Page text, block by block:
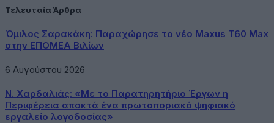
Τελευταία Άρθρα
Όμιλος Σαρακάκη: Παραχώρησε το νέο Maxus T60 Max
στην ΕΠΟΜΕΑ Βιλίων
6 Αυγούστου 2026
Ν. Χαρδαλιάς: «Με το Παρατηρητήριο Έργων η
Περιφέρεια αποκτά ένα πρωτοποριακό ψηφιακό
εργαλείο λογοδοσίας»